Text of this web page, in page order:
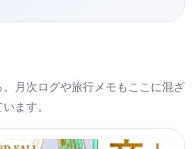
。月次ログや旅行メモもここに混ざ
ます。